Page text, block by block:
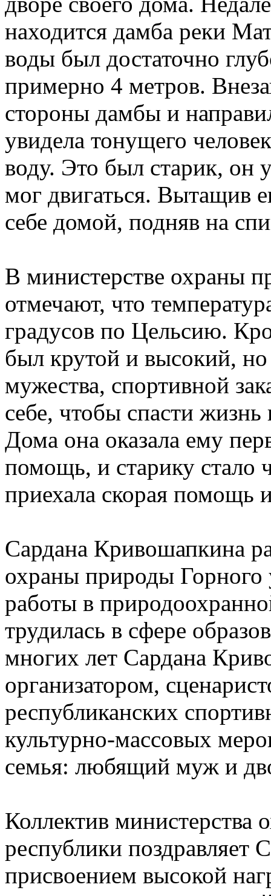
находится дамба реки
воды был достаточно
примерно 4 метров.
стороны дамбы и
увидела тонущего
воду. Это был старик, он
мог двигаться. Вытащив
себе домой, подняв на
В министерстве охраны
отмечают, что
градусов по Цельсию.
был крутой и высокий,
мужества, спортивной
себе, чтобы спасти
Дома она оказала ему
помощь, и старику стало
приехала скорая помощь
Сардана Кривошапкина
охраны природы Горного
работы в
трудилась в сфере
многих лет Сардана
организатором,
республиканских
культурно-массовых
семья: любящий муж и
Коллектив министерства
республики
присвоением высокой